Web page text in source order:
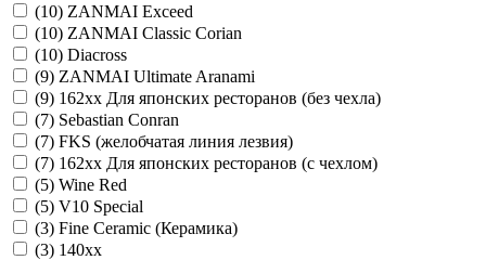
(10) ZANMAI Exceed
(10) ZANMAI Classic Corian
(10) Diacross
(9) ZANMAI Ultimate Aranami
(9) 162xx Для японских ресторанов (без чехла)
(7) Sebastian Conran
(7) FKS (желобчатая линия лезвия)
(7) 162xx Для японских ресторанов (с чехлом)
(5) Wine Red
(5) V10 Special
(3) Fine Ceramic (Керамика)
(3) 140xx